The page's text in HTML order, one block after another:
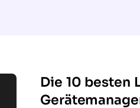
Die 10 besten